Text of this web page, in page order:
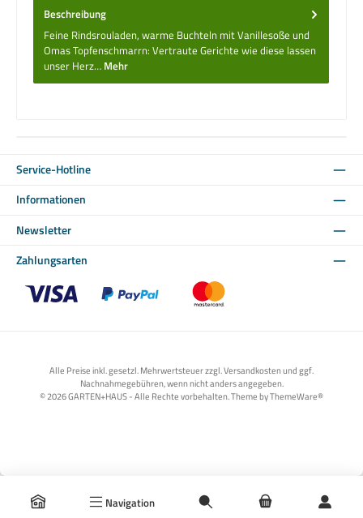
Navigation
Beschreibung
Feine Rindsrouladen, warme Buchteln mit Vanillesoße und
Omas Topfenschmarrn: Vertraute Gerichte wie diese lassen
unser Herz… Mehr
Service-Hotline
Informationen
Newsletter
Zahlungsarten
Alle Preise inkl. gesetzl. Mehrwertsteuer zzgl. Versandkosten und ggf.
Nachnahmegebühren, wenn nicht anders angegeben.
© 2026 GARTEN+HAUS - Alle Rechte vorbehalten. Theme byThemeWare®